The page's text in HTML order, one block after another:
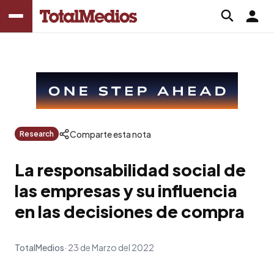
Research Comparte esta nota
La responsabilidad social de
las empresas y su influencia
en las decisiones de compra
TotalMedios 23 de Marzo del 2022